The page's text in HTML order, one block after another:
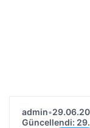
admin•
Güncellendi: